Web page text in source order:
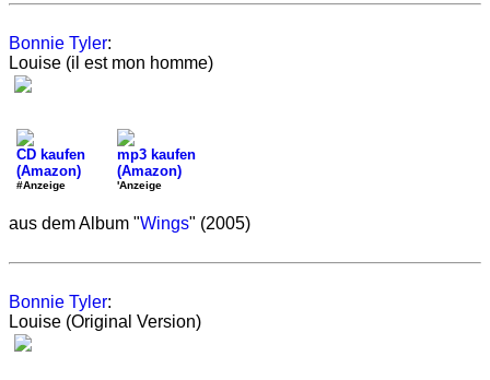
Bonnie Tyler:
Louise (il est mon homme)
CD kaufen
(Amazon)
#Anzeige
mp3 kaufen
(Amazon)
'Anzeige
aus dem Album "Wings" (2005)
Bonnie Tyler:
Louise (Original Version)